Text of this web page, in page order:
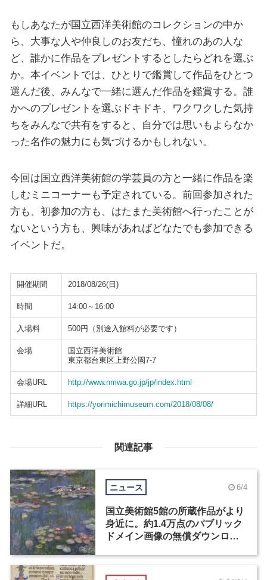
もしあなたが国立西洋美術館のコレクションの中か
ら、大事な人や仲良しのお友だち、憧れのあの人な
ど、誰かに作品をプレゼントするとしたらどれを選ぶ
か。本イベントでは、ひとりで鑑賞して作品をひとつ
選んだ後、みんなで一緒に選んだ作品を鑑賞する。誰
かへのプレゼントを選ぶドキドキ、ワクワクした気持
ちをみんなで共有をすると、自分では思いもよらなか
った名作の魅力にも気づけるかもしれない。
今回は国立西洋美術館の学芸員の方と一緒に作品を楽
しむミニコーナーも予定されている。前回参加された
方も、初参加の方も、はたまた美術館へ行ったことが
ないという方も、興味があればどなたでも参加できる
イベントだ。
開催期間 2018/08/26(日)
時間 14:00～16:00
入場料 500円（別途入館料が必要です）
会場
国立西洋美術館
東京都台東区上野公園7-7
会場URL http://www.nmwa.go.jp/jp/index.html
詳細URL https://yorimichimuseum.com/2018/08/08/
関連記事
ニュース 6/4
国立美術館5館の所蔵作品がより
身近に。約1.4万点のパブリック
ドメイン画像の無償ダウンロー